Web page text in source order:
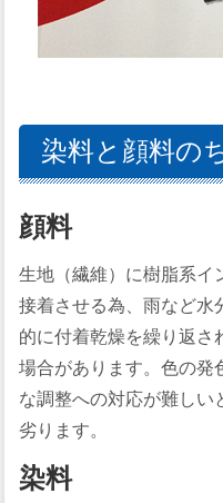
染料と顔料の
顔料
生地（繊維）に樹脂系イ
接着させる為、雨など水
的に付着乾燥を繰り返さ
場合があります。色の発
な調整への対応が難しい
劣ります。
染料